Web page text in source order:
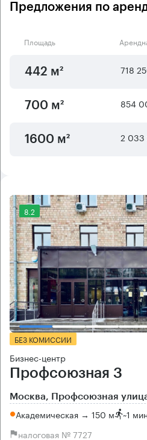
Предложения по
Площадь
442 м² 718
700 м² 854
1600 м² 2
8.2
БЕЗ КОМИССИИ
Бизнес-центр
Профсоюзная 3
Москва, Профсоюзная
Академическая → 150 м ~1 мин
налоговая № 7727